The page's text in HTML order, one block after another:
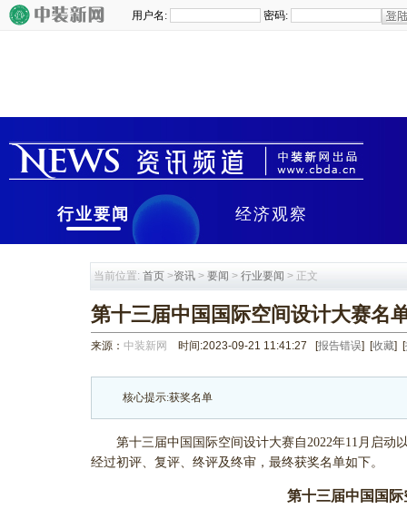
行业要闻 经济观察
当前位置: 首页 >资讯 > 要闻 > 行业要闻 > 正文
第十三届中国国际空间设计大赛名
来源： 中装新网 时间:2023-09-21 11:41:27 [报告错误] [收藏] [
核心提示:获奖名单
第十三届中国国际空间设计大赛自2022年11月启动
经过初评、复评、终评及终审，最终获奖名单如下。
第十三届中国国